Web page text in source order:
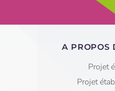
A PROPOS
Projet
Projet